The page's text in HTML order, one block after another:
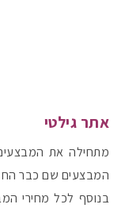
אתר גילטי
מתחילה את
המבצעים שם כבר